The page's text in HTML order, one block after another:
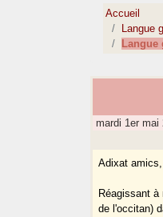
Accueil
Langue
Langue
mardi 1er mai
Adixat amics,
Réagissant
de l'occitan)